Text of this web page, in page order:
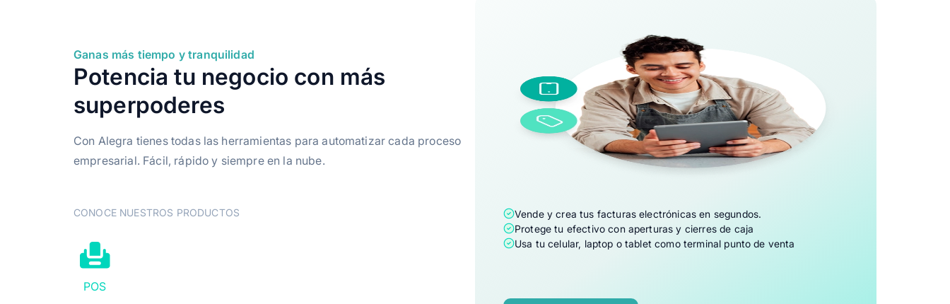
Ganas más tiempo y tranquilidad
Potencia tu negocio con más
superpoderes
Con Alegra tienes todas las herramientas para automatizar cada proceso
empresarial. Fácil, rápido y siempre en la nube.
CONOCE NUESTROS PRODUCTOS
POS
Vende y crea tus facturas electrónicas en segundos.
Protege tu efectivo con aperturas y cierres de caja
Usa tu celular, laptop o tablet como terminal punto de venta